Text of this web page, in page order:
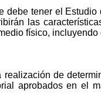
tener el
las
físico, incluyendo
realización de
aprobados en